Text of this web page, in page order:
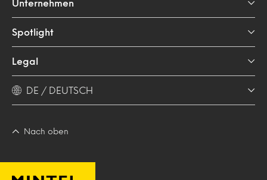
Unternehmen
Spotlight
Legal
DE / DEUTSCH
Nach oben